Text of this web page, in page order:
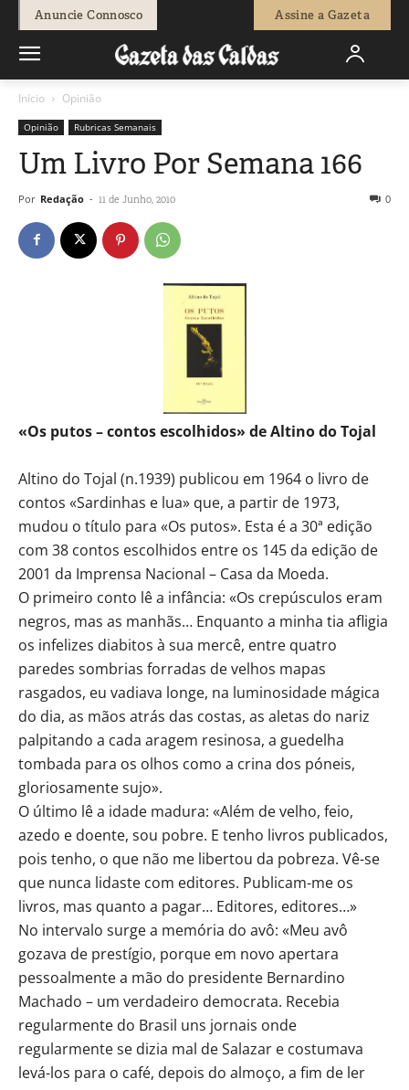
Anuncie Connosco Assine a Gazeta
Início Opinião
Opinião Rubricas Semanais
Um Livro Por Semana 166
Por Redação - 11 de Junho, 2010 0
«Os putos – contos escolhidos» de Altino do Tojal
Altino do Tojal (n.1939) publicou em 1964 o livro de
contos «Sardinhas e lua» que, a partir de 1973,
mudou o título para «Os putos». Esta é a 30ª edição
com 38 contos escolhidos entre os 145 da edição de
2001 da Imprensa Nacional – Casa da Moeda.
O primeiro conto lê a infância: «Os crepúsculos eram
negros, mas as manhãs… Enquanto a minha tia afligia
os infelizes diabitos à sua mercê, entre quatro
paredes sombrias forradas de velhos mapas
rasgados, eu vadiava longe, na luminosidade mágica
do dia, as mãos atrás das costas, as aletas do nariz
palpitando a cada aragem resinosa, a guedelha
tombada para os olhos como a crina dos póneis,
gloriosamente sujo».
O último lê a idade madura: «Além de velho, feio,
azedo e doente, sou pobre. E tenho livros publicados,
pois tenho, o que não me libertou da pobreza. Vê-se
que nunca lidaste com editores. Publicam-me os
livros, mas quanto a pagar… Editores, editores…»
No intervalo surge a memória do avô: «Meu avô
gozava de prestígio, porque em novo apertara
pessoalmente a mão do presidente Bernardino
Machado – um verdadeiro democrata. Recebia
regularmente do Brasil uns jornais onde
regularmente se dizia mal de Salazar e costumava
levá-los para o café, depois do almoço, a fim de ler